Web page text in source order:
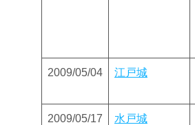
2009/05/04 江戸城
2009/05/17 水戸城